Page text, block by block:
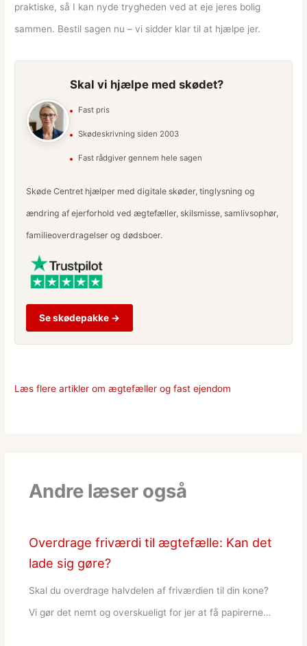
praktiske, så I kan nyde trygheden ved at eje jeres bolig
sammen. Bestil sagen nu – vi sidder klar til at hjælpe jer.
Skal vi hjælpe med skødet?
Fast pris
Skødeskrivning siden 2003
Fast rådgiver gennem hele sagen
Skøde Centret hjælper med digitale skøder, tinglysning og
ændring af ejerforhold ved ægtefæller, skilsmisse, samlivsophør,
familieoverdragelser og dødsboer.
Se skødepakke →
Læs flere artikler om ægtefæller og fast ejendom
Andre læser også
Overdrage friværdi til ægtefælle: Kan det
lade sig gøre?
Skal du overdrage halvdelen af friværdien til din kone?
Vi gør det nemt og overskueligt for jer at få papirerne…